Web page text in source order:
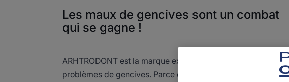
Les maux de gencives sont un combat
qui se gagne !
ARHTRODONT est la marque experte à qui confier ses
problèmes de gencives. Parce que ces maux ne sont pas une